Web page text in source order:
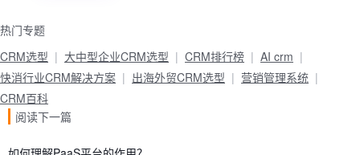
热门专题
CRM选型
大中型企业CRM选型 CRM排行榜
AI crm
快消行业CRM解决方案
出海外贸CRM选型
营销管理系统
CRM百科
阅读下一篇